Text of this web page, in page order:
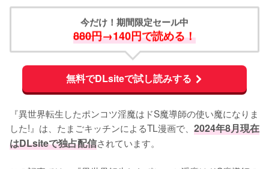
今だけ！期間限定セール中
880円→140円で読める！
無料でDLsiteで試し読みする
『異世界転生したポンコツ淫魔はドS魔導師の使い魔になりま
した!』は、たまごキッチンによるTL漫画で、 2024年8月現在
はDLsiteで独占配信されています。